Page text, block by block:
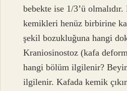
bebekte ise 1/3’ü
kemikleri henüz birbirine
şekil bozukluğuna hangi
Kraniosinostoz (kafa
hangi bölüm ilgilenir?
ilgilenir. Kafada kemik